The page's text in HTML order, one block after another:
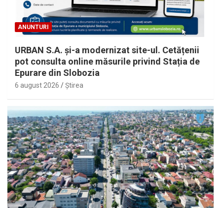
ANUNTURI
URBAN S.A. și-a modernizat site-ul. Cetățenii
pot consulta online măsurile privind Stația de
Epurare din Slobozia
6 august 2026 Ştirea